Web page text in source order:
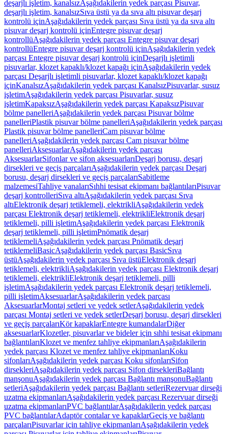
deşarjlı işletim, kanalsızAşağıdakilerin yedek parçası Pisuvar,
deşarjlı işletim, kanalsızSıva üstü ya da sıva altı pisuvar deşarj
kontrolü içinAşağıdakilerin yedek parçası Sıva üstü ya da sıva altı
pisuvar deşarj kontrolü içinEntegre pisuvar deşarj
kontrollüAşağıdakilerin yedek parçası Entegre pisuvar deşarj
kontrollüEntegre pisuvar deşarj kontrolü içinAşağıdakilerin yedek
parçası Entegre pisuvar deşarj kontrolü içinDeşarjlı işletimli
pisuvarlar, klozet kapaklı/klozet kapağı içinAşağıdakilerin yedek
parçası Deşarjlı işletimli pisuvarlar, klozet kapaklı/klozet kapağı
içinKanalsızAşağıdakilerin yedek parçası KanalsızPisuvarlar, susuz
işletimAşağıdakilerin yedek parçası Pisuvarlar, susuz
işletimKapaksızAşağıdakilerin yedek parçası KapaksızPisuvar
bölme panelleriAşağıdakilerin yedek parçası Pisuvar bölme
panelleriPlastik pisuvar bölme panelleriAşağıdakilerin yedek parçası
Plastik pisuvar bölme panelleriCam pisuvar bölme
panelleriAşağıdakilerin yedek parçası Cam pisuvar bölme
panelleriAksesuarlarAşağıdakilerin yedek parçası
AksesuarlarSifonlar ve sifon aksesuarlarıDeşarj borusu, deşarj
dirsekleri ve geçiş parçalarıAşağıdakilerin yedek parçası Deşarj
borusu, deşarj dirsekleri ve geçiş parçalarıSabitleme
malzemesiTahliye vanalarıSıhhi tesisat ekipmanı bağlantılarıPisuvar
deşarj kontrolleriSıva altıAşağıdakilerin yedek parçası Sıva
altıElektronik deşarj tetiklemeli, elektrikliAşağıdakilerin yedek
parçası Elektronik deşarj tetiklemeli, elektrikliElektronik deşarj
tetiklemeli, pilli işletimAşağıdakilerin yedek parçası Elektronik
deşarj tetiklemeli, pilli işletimPnömatik deşarj
tetiklemeliAşağıdakilerin yedek parçası Pnömatik deşarj
tetiklemeliBasicAşağıdakilerin yedek parçası BasicSıva
üstüAşağıdakilerin yedek parçası Sıva üstüElektronik deşarj
tetiklemeli, elektrikliAşağıdakilerin yedek parçası Elektronik deşarj
tetiklemeli, elektrikliElektronik deşarj tetiklemeli, pilli
işletimAşağıdakilerin yedek parçası Elektronik deşarj tetiklemeli,
pilli işletimAksesuarlarAşağıdakilerin yedek parçası
AksesuarlarMontaj setleri ve yedek setlerAşağıdakilerin yedek
parçası Montaj setleri ve yedek setlerDeşarj borusu, deşarj dirsekleri
ve geçiş parçalarıKör kapaklarEntegre kumandalarDiğer
aksesuarlarKlozetler, pisuvarlar ve bideler için sıhhi tesisat ekipmanı
bağlantılarıKlozet ve menfez tahliye ekipmanlarıAşağıdakilerin
yedek parçası Klozet ve menfez tahliye ekipmanlarıKoku
sifonlarıAşağıdakilerin yedek parçası Koku sifonlarıSifon
dirsekleriAşağıdakilerin yedek parçası Sifon dirsekleriBağlantı
manşonuAşağıdakilerin yedek parçası Bağlantı manşonuBağlantı
setleriAşağıdakilerin yedek parçası Bağlantı setleriRezervuar dirseği
uzatma ekipmanlarıAşağıdakilerin yedek parçası Rezervuar dirseği
uzatma ekipmanlarıPVC bağlantılarAşağıdakilerin yedek parçası
PVC bağlantılarAdaptör contalar ve kapaklarGeçiş ve bağlantı
parçalarıPisuvarlar için tahliye ekipmanlarıAşağıdakilerin yedek